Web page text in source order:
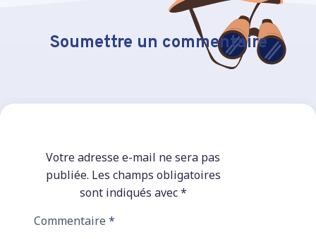
Soumettre un commentaire
Votre adresse e-mail ne sera pas
publiée. Les champs obligatoires
sont indiqués avec*
Commentaire *